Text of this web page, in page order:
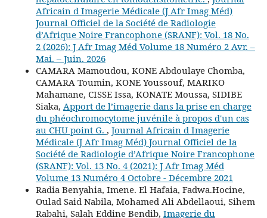
Africain d Imagerie Médicale (J Afr Imag Méd)
Journal Officiel de la Société de Radiologie
d’Afrique Noire Francophone (SRANF): Vol. 18 No.
2 (2026): J Afr Imag Méd Volume 18 Numéro 2 Avr. –
Mai. – Juin. 2026
CAMARA Mamoudou, KONE Abdoulaye Chomba,
CAMARA Toumin, KONE Youssouf, MARIKO
Mahamane, CISSE Issa, KONATE Moussa, SIDIBE
Siaka, Apport de l’imagerie dans la prise en charge
du phéochromocytome juvénile à propos d'un cas
au CHU point G. , Journal Africain d Imagerie
Médicale (J Afr Imag Méd) Journal Officiel de la
Société de Radiologie d’Afrique Noire Francophone
(SRANF): Vol. 13 No. 4 (2021): J Afr Imag Méd
Volume 13 Numéro 4 Octobre - Décembre 2021
Radia Benyahia, Imene. El Hafaia, Fadwa.Hocine,
Oulad Said Nabila, Mohamed Ali Abdellaoui, Sihem
Rabahi, Salah Eddine Bendib, Imagerie du